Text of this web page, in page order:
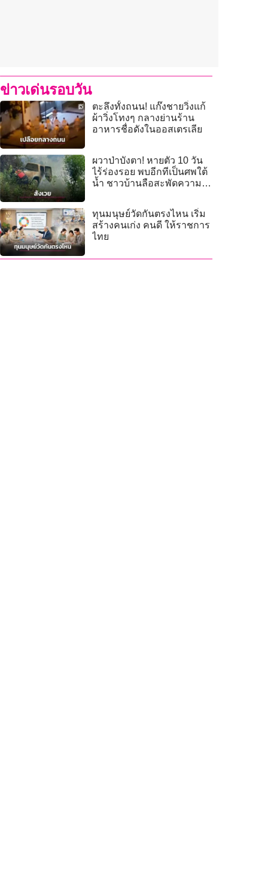
ข่าวเด่นรอบวัน
ตะลึงทั้งถนน! แก๊งชายวิ่งแก้
ผ้าวิ่งโทงๆ กลางย่านร้าน
อาหารชื่อดังในออสเตรเลีย
ผวาป่าบังตา! หายตัว 10 วัน
ไร้ร่องรอย พบอีกทีเป็นศพใต้
น้ำ ชาวบ้านลือสะพัดความ
ทุนมนุษย์วัดกันตรงไหน เริ่ม
สร้างคนเก่ง คนดี ให้ราชการ
ไทย